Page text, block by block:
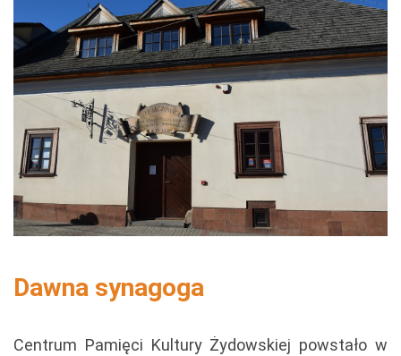
Dawna synagoga
Centrum Pamięci Kultury Żydowskiej powstało w